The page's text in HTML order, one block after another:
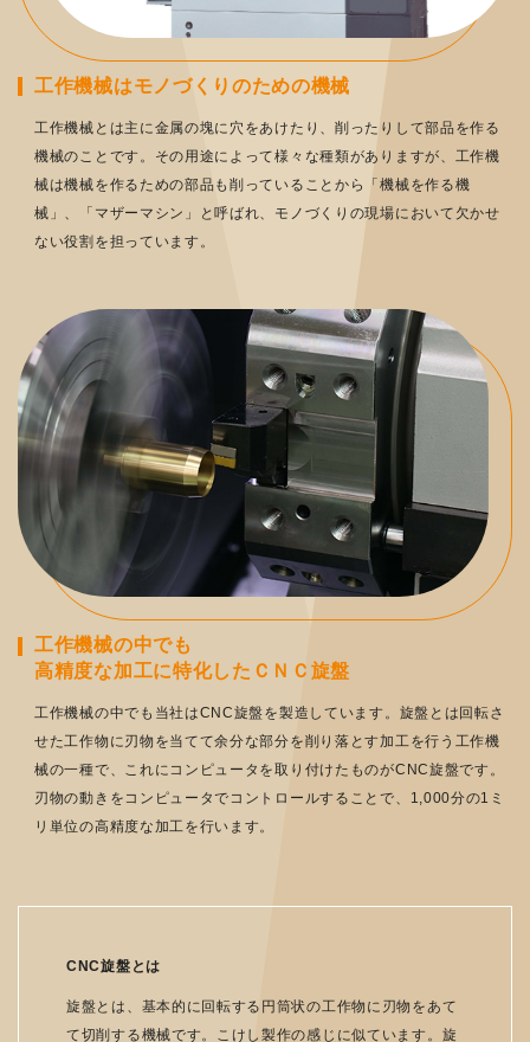
工作機械はモノづくりのための機械
工作機械とは主に金属の塊に穴をあけたり、削ったりして部品を作る
機械のことです。その用途によって様々な種類がありますが、工作機
械は機械を作るための部品も削っていることから「機械を作る機
械」、「マザーマシン」と呼ばれ、モノづくりの現場において欠かせ
ない役割を担っています。
工作機械の中でも
高精度な加工に特化したＣＮＣ旋盤
工作機械の中でも当社はCNC旋盤を製造しています。旋盤とは回転さ
せた工作物に刃物を当てて余分な部分を削り落とす加工を行う工作機
械の一種で、これにコンピュータを取り付けたものがCNC旋盤です。
刃物の動きをコンピュータでコントロールすることで、1,000分の1ミ
リ単位の高精度な加工を行います。
CNC旋盤とは
旋盤とは、基本的に回転する円筒状の工作物に刃物をあて
て切削する機械です。こけし製作の感じに似ています。旋